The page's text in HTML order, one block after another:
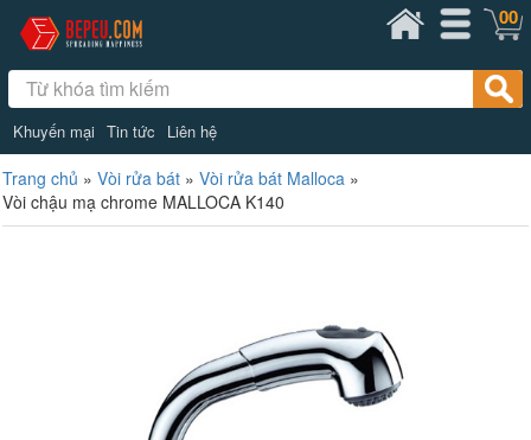
Khuyến mại Tin tức Liên hệ
00
Trang chủ » Vòi rửa bát » Vòi rửa bát Malloca »
Vòi chậu mạ chrome MALLOCA K140